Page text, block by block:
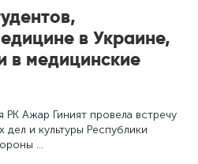
в Украине,
в медицинские
Ажар Гиният провела встречу
и культуры Республики
…